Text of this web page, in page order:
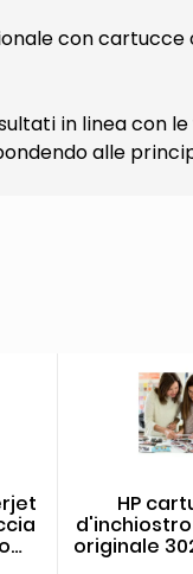
con
in linea con
alle
HP
originale